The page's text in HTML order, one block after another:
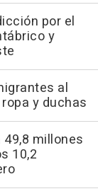
por el
y
al
y duchas
millones
10,2